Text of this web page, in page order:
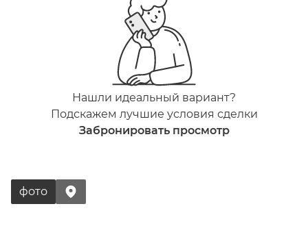
Нашли идеальный вариант?
Подскажем лучшие условия сделки
Забронировать просмотр
фото